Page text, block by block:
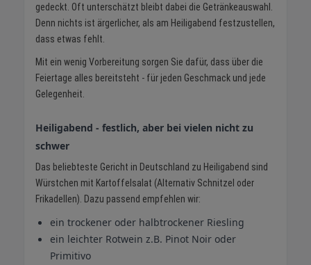
gedeckt. Oft unterschätzt bleibt dabei die Getränkeauswahl.
Denn nichts ist ärgerlicher, als am Heiligabend festzustellen,
dass etwas fehlt.
Mit ein wenig Vorbereitung sorgen Sie dafür, dass über die
Feiertage alles bereitsteht - für jeden Geschmack und jede
Gelegenheit.
Heiligabend - festlich, aber bei vielen nicht zu
schwer
Das beliebteste Gericht in Deutschland zu Heiligabend sind
Würstchen mit Kartoffelsalat (Alternativ Schnitzel oder
Frikadellen). Dazu passend empfehlen wir:
ein trockener oder halbtrockener Riesling
ein leichter Rotwein z.B. Pinot Noir oder
Primitivo